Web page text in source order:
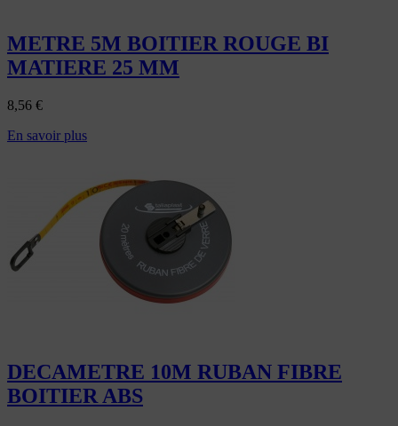
METRE 5M BOITIER ROUGE BI
MATIERE 25 MM
8,56 €
En savoir plus
DECAMETRE 10M RUBAN FIBRE
BOITIER ABS